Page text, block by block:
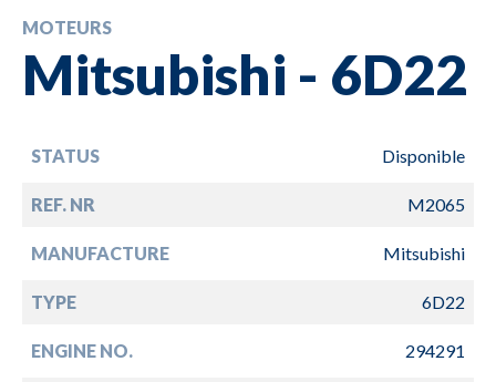
MOTEURS
Mitsubishi - 6D22
STATUS Disponible
REF. NR M2065
MANUFACTURE Mitsubishi
TYPE 6D22
ENGINE NO. 294291